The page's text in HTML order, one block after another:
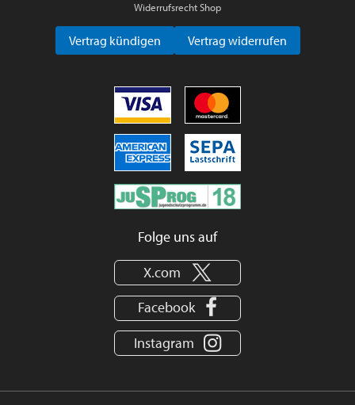
Widerrufsrecht Shop
Vertrag kündigen Vertrag widerrufen
Folge uns auf
X.com
Facebook
Instagram